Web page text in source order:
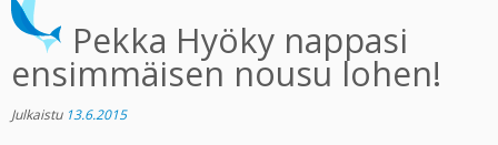
content
Pekka Hyöky nappasi
ensimmäisen nousu lohen!
Julkaistu 13.6.2015